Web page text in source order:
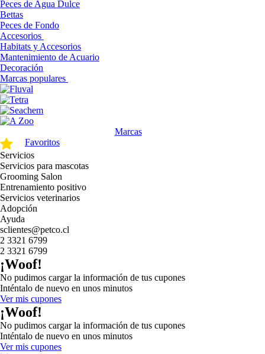
Peces de Agua Dulce
Bettas
Peces de Fondo
Accesorios
Habitats y Accesorios
Mantenimiento de Acuario
Decoración
Marcas populares
Marcas
Favoritos
Servicios
Servicios para mascotas
Grooming Salon
Entrenamiento positivo
Servicios veterinarios
Adopción
Ayuda
sclientes@petco.cl
2 3321 6799
2 3321 6799
¡Woof!
No pudimos cargar la información de tus cupones
Inténtalo de nuevo en unos minutos
Ver mis cupones
¡Woof!
No pudimos cargar la información de tus cupones
Inténtalo de nuevo en unos minutos
Ver mis cupones